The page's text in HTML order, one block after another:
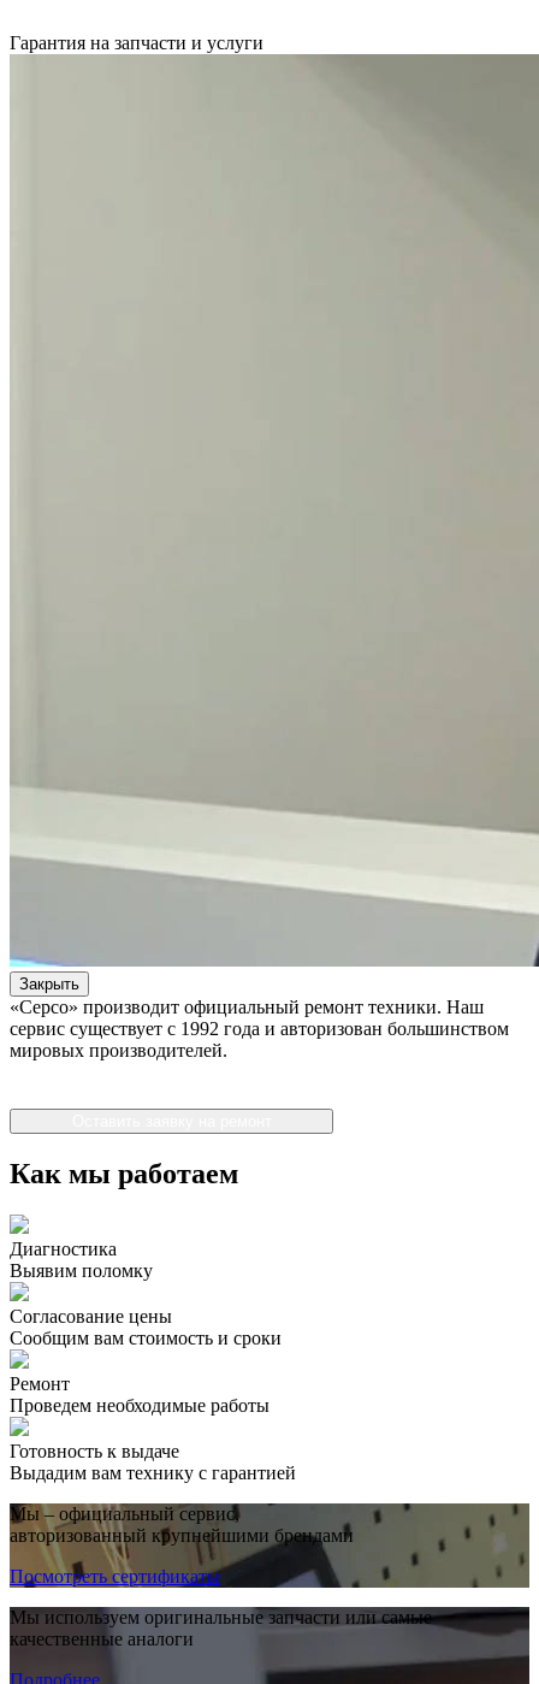
Гарантия на запчасти и услуги
Закрыть
«Серсо» производит официальный ремонт техники. Наш
сервис существует с 1992 года и авторизован большинством
мировых производителей.
Как мы работаем
Диагностика
Выявим поломку
Согласование цены
Сообщим вам стоимость и сроки
Ремонт
Проведем необходимые работы
Готовность к выдаче
Выдадим вам технику с гарантией
Мы – официальный сервис,
авторизованный крупнейшими брендами
Посмотреть сертификаты
Мы используем оригинальные запчасти или самые
качественные аналоги
Подробнее